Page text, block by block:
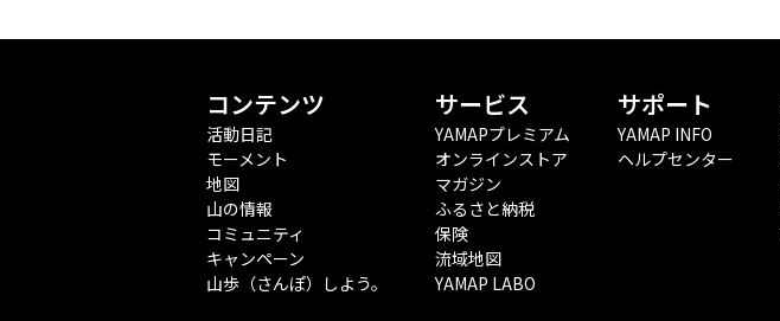
コンテンツ
活動日記
モーメント
地図
山の情報
コミュニティ
キャンペーン
山歩（さんぽ）しよう。
サービス
YAMAPプレミアム
オンラインストア
マガジン
ふるさと納税
保険
流域地図
YAMAP LABO
サポート
YAMAP INFO
ヘルプセンター